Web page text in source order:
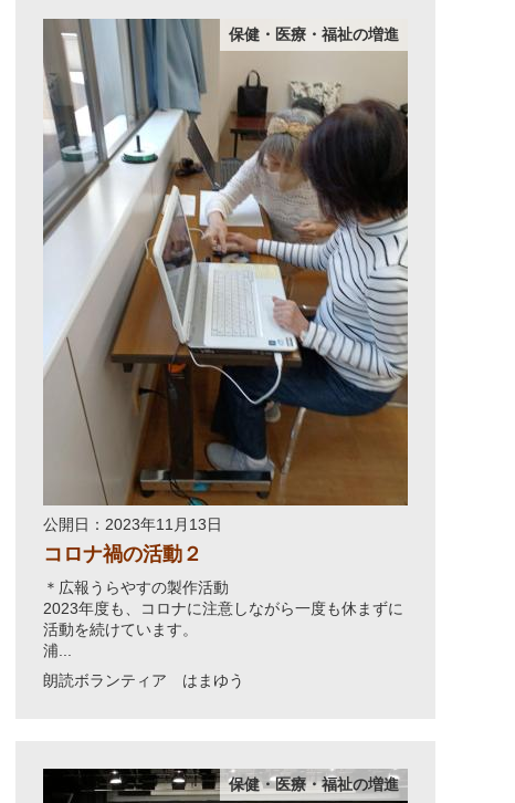
保健・医療・福祉の増進
公開日：2023年11月13日
コロナ禍の活動２
＊広報うらやすの製作活動
2023年度も、コロナに注意しながら一度も休まずに
活動を続けています。
浦...
朗読ボランティア はまゆう
保健・医療・福祉の増進